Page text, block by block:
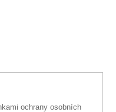
ochrany osobních